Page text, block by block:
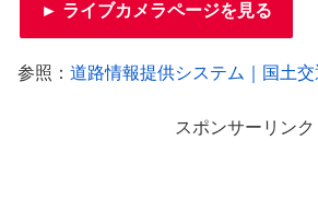
► ライブカメラページを見る
参照： 道路情報提供システム｜国土
スポンサーリンク